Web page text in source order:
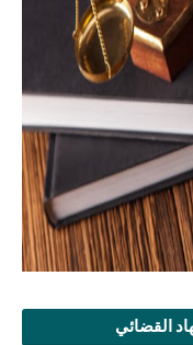
القضائي